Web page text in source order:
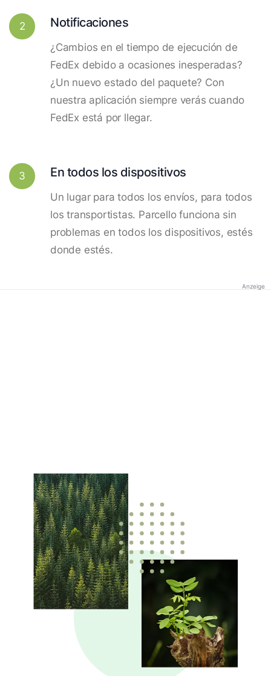
2 Notificaciones
¿Cambios en el tiempo de ejecución de
FedEx debido a ocasiones inesperadas?
¿Un nuevo estado del paquete? Con
nuestra aplicación siempre verás cuando
FedEx está por llegar.
3 En todos los dispositivos
Un lugar para todos los envíos, para todos
los transportistas. Parcello funciona sin
problemas en todos los dispositivos, estés
donde estés.
Anzeige